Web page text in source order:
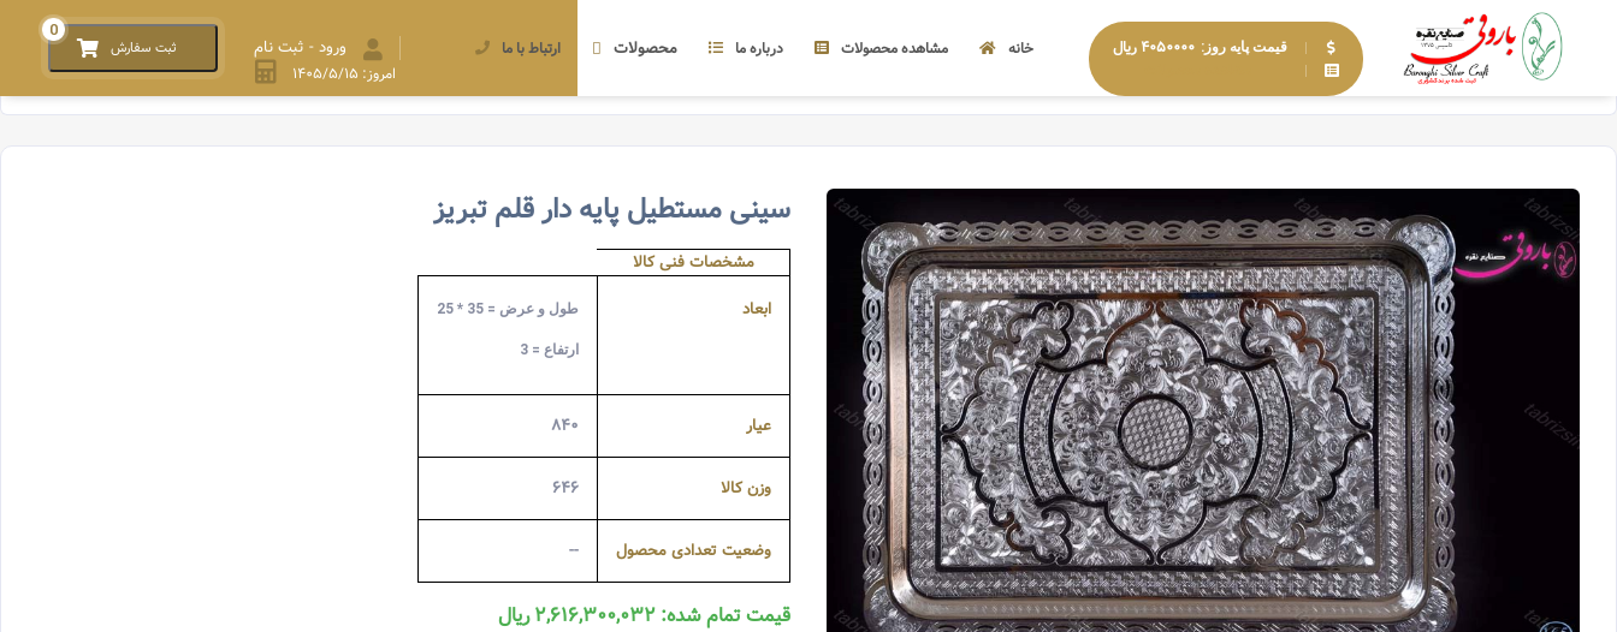
قیمت پایه روز: ۴۰۵۰۰۰۰ ریال
خانه مشاهده محصولات درباره ما محصولات ارتباط با ما ثبت سفارش
0
ورود - ثبت نام
امروز: ۱۴۰۵/۵/۱۵
سینی مستطیل پایه دار قلم تبریز
مشخصات فنی کالا
ابعاد
طول و عرض = 35 * 25
ارتفاع = 3
عیار ۸۴۰
وزن کالا ۶۴۶
وضعیت تعدادی محصول --
قیمت تمام شده: ۲,۶۱۶,۳۰۰,۰۳۲ ریال